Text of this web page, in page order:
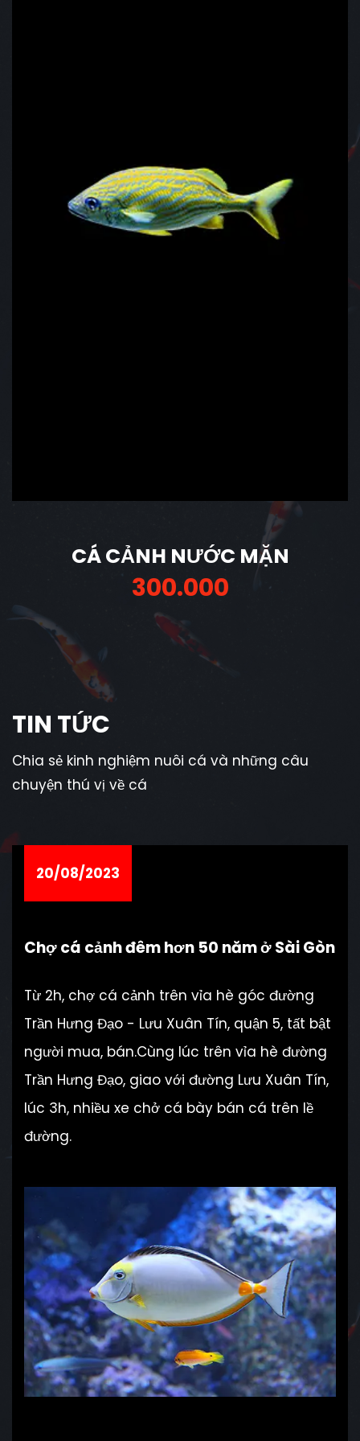
CÁ CẢNH NƯỚC MẶN
300.000
TIN TỨC
Chia sẻ kinh nghiệm nuôi cá và những câu
chuyện thú vị về cá
20/08/2023
Chợ cá cảnh đêm hơn 50 năm ở Sài Gòn
Từ 2h, chợ cá cảnh trên vỉa hè góc đường
Trần Hưng Đạo - Lưu Xuân Tín, quận 5, tất bật
người mua, bán.Cùng lúc trên vỉa hè đường
Trần Hưng Đạo, giao với đường Lưu Xuân Tín,
lúc 3h, nhiều xe chở cá bày bán cá trên lề
đường.